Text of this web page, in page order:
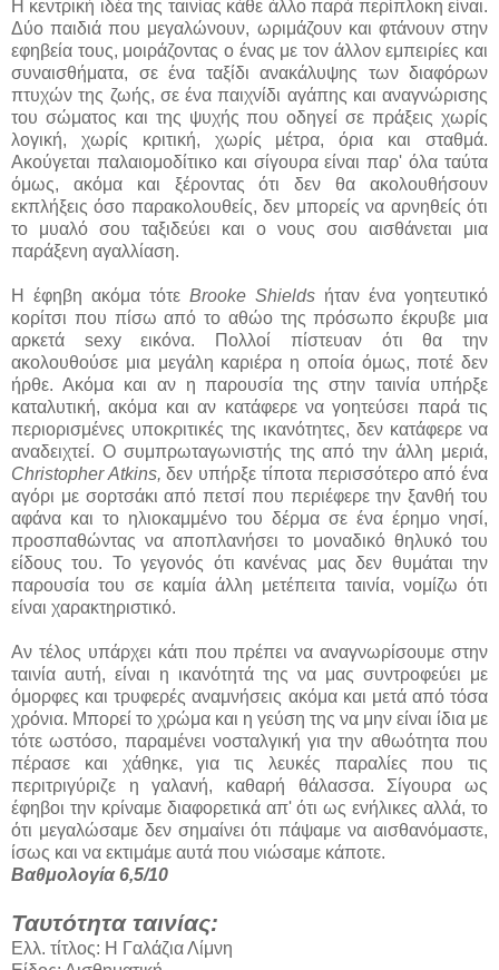
Η κεντρική ιδέα της ταινίας κάθε άλλο παρά περίπλοκη είναι.
Δύο παιδιά που μεγαλώνουν, ωριμάζουν και φτάνουν στην
εφηβεία τους, μοιράζοντας ο ένας με τον άλλον εμπειρίες και
συναισθήματα, σε ένα ταξίδι ανακάλυψης των διαφόρων
πτυχών της ζωής, σε ένα παιχνίδι αγάπης και αναγνώρισης
του σώματος και της ψυχής που οδηγεί σε πράξεις χωρίς
λογική, χωρίς κριτική, χωρίς μέτρα, όρια και σταθμά.
Ακούγεται παλαιομοδίτικο και σίγουρα είναι παρ' όλα ταύτα
όμως, ακόμα και ξέροντας ότι δεν θα ακολουθήσουν
εκπλήξεις όσο παρακολουθείς, δεν μπορείς να αρνηθείς ότι
το μυαλό σου ταξιδεύει και ο νους σου αισθάνεται μια
παράξενη αγαλλίαση.
Η έφηβη ακόμα τότε Brooke Shields ήταν ένα γοητευτικό
κορίτσι που πίσω από το αθώο της πρόσωπο έκρυβε μια
αρκετά sexy εικόνα. Πολλοί πίστευαν ότι θα την
ακολουθούσε μια μεγάλη καριέρα η οποία όμως, ποτέ δεν
ήρθε. Ακόμα και αν η παρουσία της στην ταινία υπήρξε
καταλυτική, ακόμα και αν κατάφερε να γοητεύσει παρά τις
περιορισμένες υποκριτικές της ικανότητες, δεν κατάφερε να
αναδειχτεί. Ο συμπρωταγωνιστής της από την άλλη μεριά,
Christopher Atkins, δεν υπήρξε τίποτα περισσότερο από ένα
αγόρι με σορτσάκι από πετσί που περιέφερε την ξανθή του
αφάνα και το ηλιοκαμμένο του δέρμα σε ένα έρημο νησί,
προσπαθώντας να αποπλανήσει το μοναδικό θηλυκό του
είδους του. Το γεγονός ότι κανένας μας δεν θυμάται την
παρουσία του σε καμία άλλη μετέπειτα ταινία, νομίζω ότι
είναι χαρακτηριστικό.
Αν τέλος υπάρχει κάτι που πρέπει να αναγνωρίσουμε στην
ταινία αυτή, είναι η ικανότητά της να μας συντροφεύει με
όμορφες και τρυφερές αναμνήσεις ακόμα και μετά από τόσα
χρόνια. Μπορεί το χρώμα και η γεύση της να μην είναι ίδια με
τότε ωστόσο, παραμένει νοσταλγική για την αθωότητα που
πέρασε και χάθηκε, για τις λευκές παραλίες που τις
περιτριγύριζε η γαλανή, καθαρή θάλασσα. Σίγουρα ως
έφηβοι την κρίναμε διαφορετικά απ' ότι ως ενήλικες αλλά, το
ότι μεγαλώσαμε δεν σημαίνει ότι πάψαμε να αισθανόμαστε,
ίσως και να εκτιμάμε αυτά που νιώσαμε κάποτε.
Βαθμολογία 6,5/10
Ταυτότητα ταινίας:
Ελλ. τίτλος: Η Γαλάζια Λίμνη